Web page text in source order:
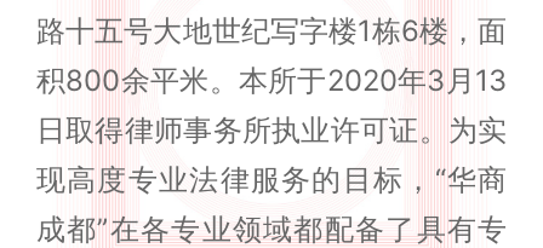
路十五号大地世纪写字楼1栋6楼，面
积800余平米。本所于2020年3月13
日取得律师事务所执业许可证。为实
现高度专业法律服务的目标，“华商
成都”在各专业领域都配备了具有专